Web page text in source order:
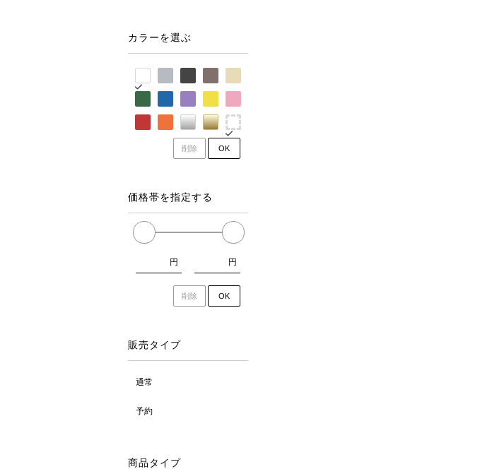
カラーを選ぶ
削除 OK
価格帯を指定する
円 円
削除 OK
販売タイプ
通常
予約
商品タイプ